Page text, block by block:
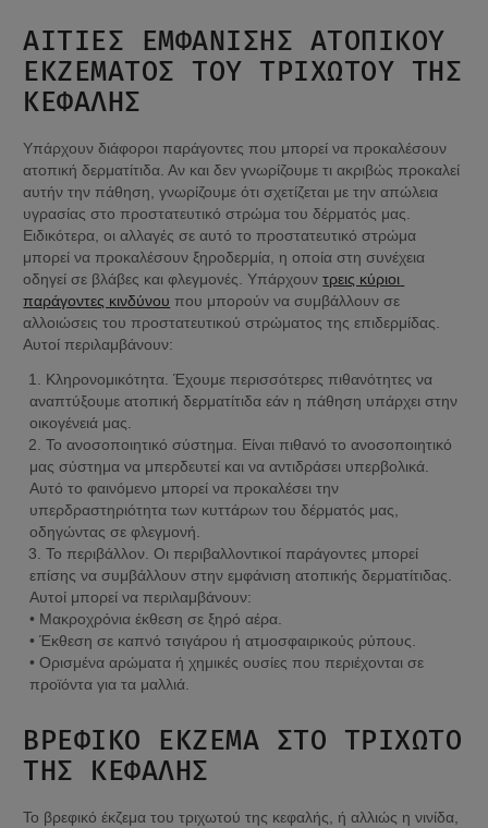
ΑΙΤΊΕΣ ΕΜΦΆΝΙΣΗΣ ΑΤΟΠΙΚΟΎ
ΕΚΖΈΜΑΤΟΣ ΤΟΥ ΤΡΙΧΩΤΟΎ ΤΗΣ
ΚΕΦΑΛΉΣ
Υπάρχουν διάφοροι παράγοντες που μπορεί να προκαλέσουν
ατοπική δερματίτιδα. Αν και δεν γνωρίζουμε τι ακριβώς προκαλεί
αυτήν την πάθηση, γνωρίζουμε ότι σχετίζεται με την απώλεια
υγρασίας στο προστατευτικό στρώμα του δέρματός μας.
Ειδικότερα, οι αλλαγές σε αυτό το προστατευτικό στρώμα
μπορεί να προκαλέσουν ξηροδερμία, η οποία στη συνέχεια
οδηγεί σε βλάβες και φλεγμονές. Υπάρχουν τρεις κύριοι
παράγοντες κινδύνου που μπορούν να συμβάλλουν σε
αλλοιώσεις του προστατευτικού στρώματος της επιδερμίδας.
Αυτοί περιλαμβάνουν:
Κληρονομικότητα. Έχουμε περισσότερες πιθανότητες να
αναπτύξουμε ατοπική δερματίτιδα εάν η πάθηση υπάρχει στην
οικογένειά μας.
Το ανοσοποιητικό σύστημα. Είναι πιθανό το ανοσοποιητικό
μας σύστημα να μπερδευτεί και να αντιδράσει υπερβολικά.
Αυτό το φαινόμενο μπορεί να προκαλέσει την
υπερδραστηριότητα των κυττάρων του δέρματός μας,
οδηγώντας σε φλεγμονή.
Το περιβάλλον. Οι περιβαλλοντικοί παράγοντες μπορεί
επίσης να συμβάλλουν στην εμφάνιση ατοπικής δερματίτιδας.
Αυτοί μπορεί να περιλαμβάνουν:
• Μακροχρόνια έκθεση σε ξηρό αέρα.
• Έκθεση σε καπνό τσιγάρου ή ατμοσφαιρικούς ρύπους.
• Ορισμένα αρώματα ή χημικές ουσίες που περιέχονται σε
προϊόντα για τα μαλλιά.
ΒΡΕΦΙΚΌ ΈΚΖΕΜΑ ΣΤΟ ΤΡΙΧΩΤΌ
ΤΗΣ ΚΕΦΑΛΉΣ
Το βρεφικό έκζεμα του τριχωτού της κεφαλής, ή αλλιώς η νινίδα,